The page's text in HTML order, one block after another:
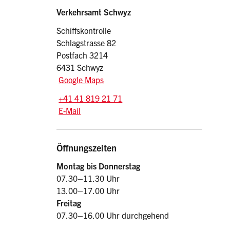
Sidebar
Adresse
Verkehrsamt Schwyz
Schiffskontrolle
Schlagstrasse 82
Postfach 3214
6431 Schwyz
Google Maps
Tel.:
+41 41 819 21 71
E-Mail: schiff.vasz
E-Mail
Öffnungszeiten
Montag bis Donnerstag
07.30–11.30 Uhr
13.00–17.00 Uhr
Freitag
07.30–16.00 Uhr durchgehend